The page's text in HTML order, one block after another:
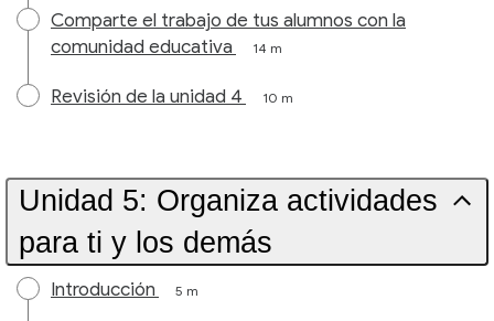
Comparte el trabajo de tus alumnos con la
comunidad educativa
14 m
Revisión de la unidad 4 10 m
Unidad 5: Organiza actividades
para ti y los demás
Introducción 5 m